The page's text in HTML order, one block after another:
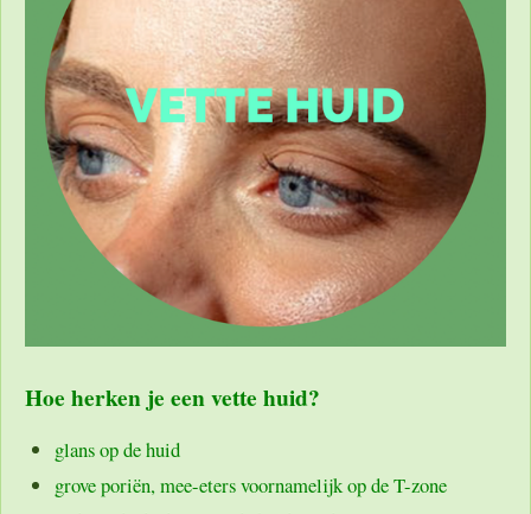
Hoe herken je een vette huid?
glans op de huid
grove poriën, mee-eters voornamelijk op de T-zone